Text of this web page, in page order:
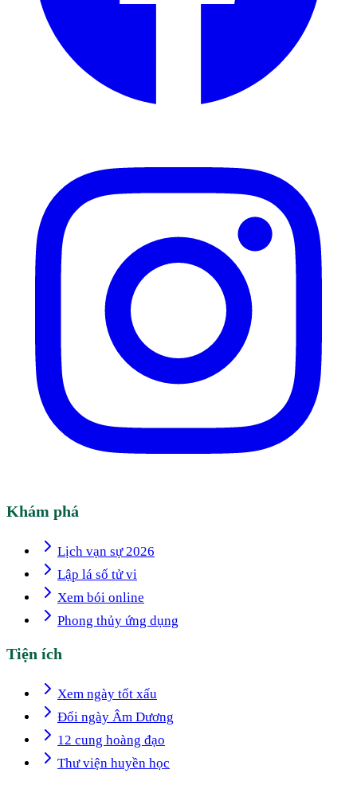
Khám phá
Lịch vạn sự 2026
Lập lá số tử vi
Xem bói online
Phong thủy ứng dụng
Tiện ích
Xem ngày tốt xấu
Đổi ngày Âm Dương
12 cung hoàng đạo
Thư viện huyền học